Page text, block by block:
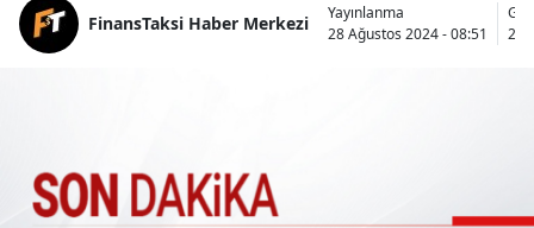
FinansTaksi Haber Merkezi
Yayınlanma
28 Ağustos 2024 - 08:51
29